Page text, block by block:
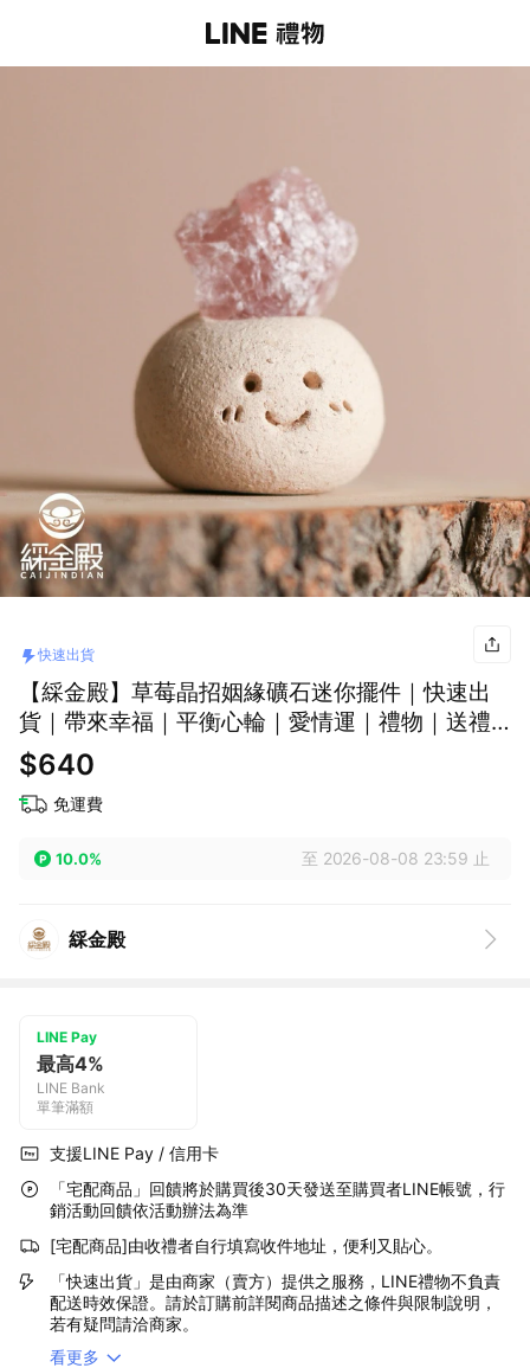
快速出貨
【綵金殿】草莓晶招姻緣礦石迷你擺件｜快速出
貨｜帶來幸福｜平衡心輪｜愛情運｜禮物｜送禮
｜生日｜生日禮物｜交換禮物
$640
免運費
10.0% 至 2026-08-08 23:59 止
綵金殿
LINE Pay
最高4%
LINE Bank
單筆滿額
支援LINE Pay / 信用卡
「宅配商品」回饋將於購買後30天發送至購買者LINE帳號，行
銷活動回饋依活動辦法為準
[宅配商品]由收禮者自行填寫收件地址，便利又貼心。
「快速出貨」是由商家（賣方）提供之服務，LINE禮物不負責
配送時效保證。請於訂購前詳閱商品描述之條件與限制說明，
若有疑問請洽商家。
看更多